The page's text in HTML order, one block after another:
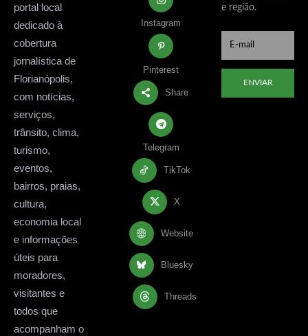
portal local
dedicado à
cobertura
jornalística de
Florianópolis,
com notícias,
serviços,
trânsito, clima,
turismo,
eventos,
bairros, praias,
cultura,
economia local
e informações
úteis para
moradores,
visitantes e
todos que
acompanham o
Instagram
Pinterest
Share
Telegram
TikTok
X
Website
Bluesky
Threads
e região.
ENVIAR